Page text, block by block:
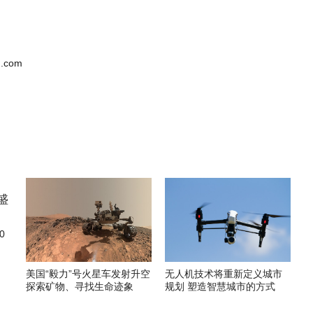
美国“毅力”号火星车发射升空
探索矿物、寻找生命迹象
无人机技术将重新定义城市
规划 塑造智慧城市的方式